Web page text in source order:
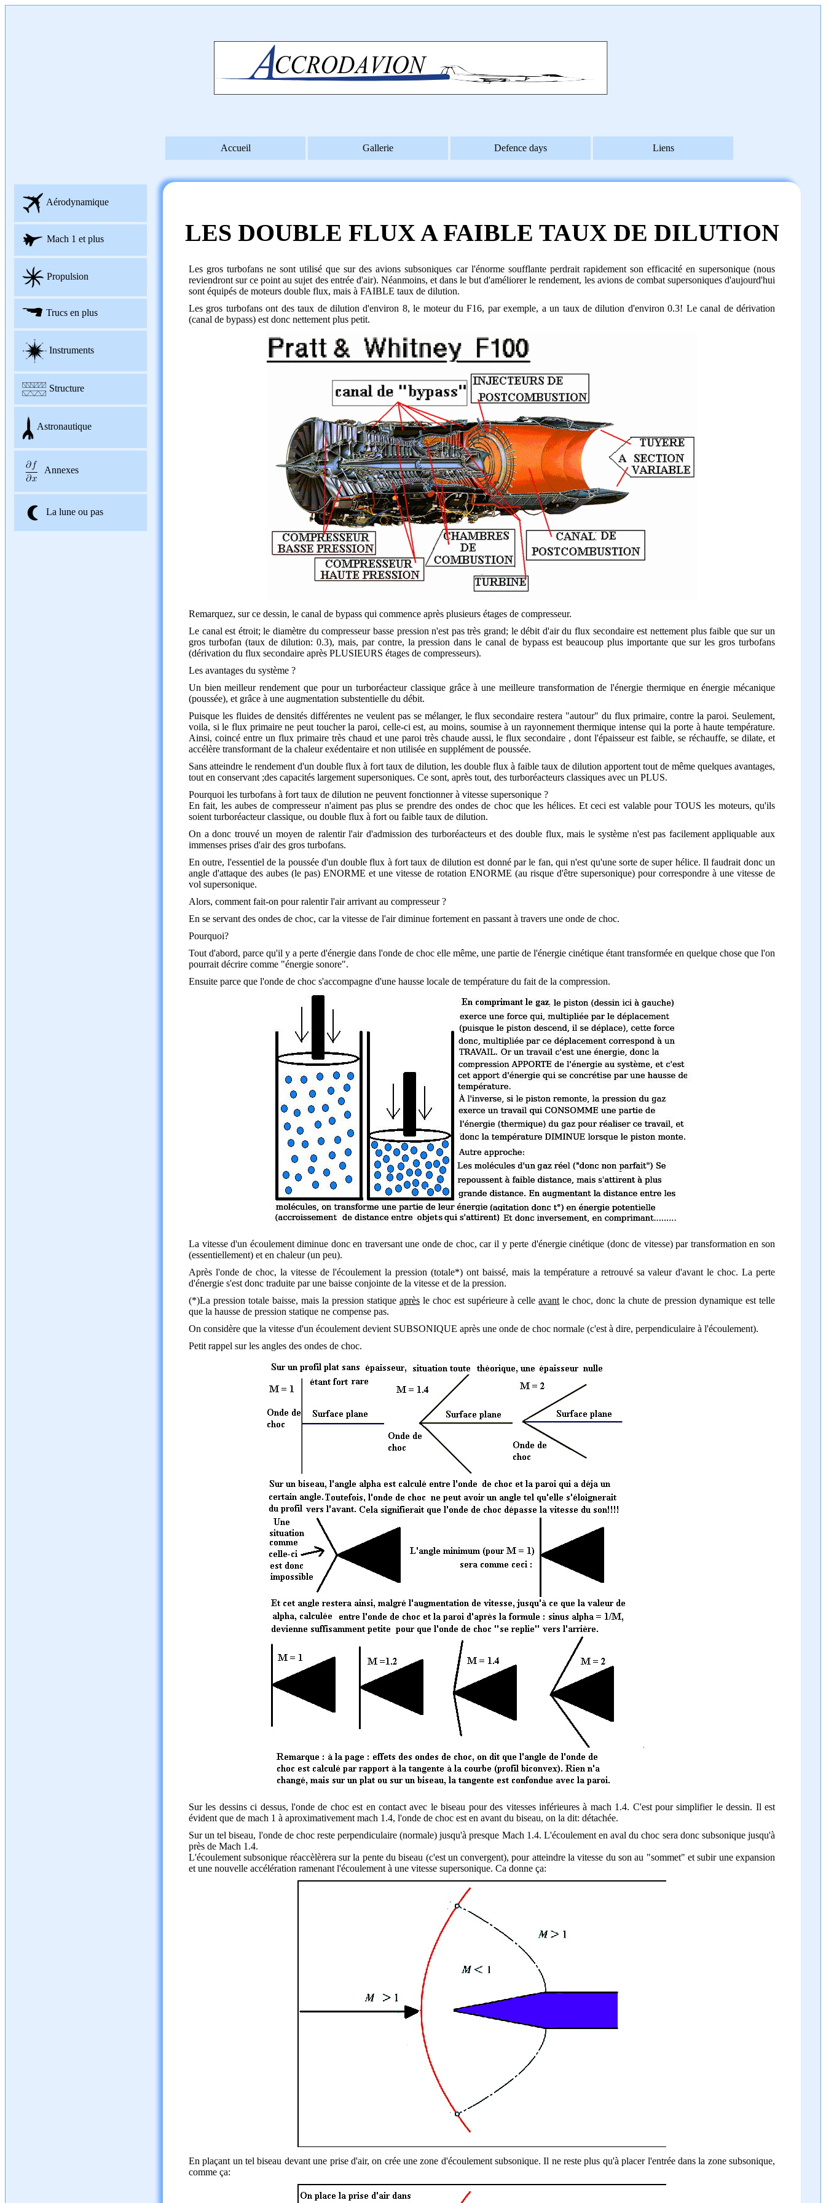
Accueil Gallerie Defence days Liens
Aérodynamique
Mach 1 et plus
Propulsion
Trucs en plus
Instruments
Structure
Astronautique
Annexes
La lune ou pas
LES DOUBLE FLUX A FAIBLE TAUX DE DILUTION
Les gros turbofans ne sont utilisé que sur des avions subsoniques car l'énorme soufflante perdrait rapidement son efficacité en supersonique (nous
reviendront sur ce point au sujet des entrée d'air). Néanmoins, et dans le but d'améliorer le rendement, les avions de combat supersoniques d'aujourd'hui
sont équipés de moteurs double flux, mais à FAIBLE taux de dilution.
Les gros turbofans ont des taux de dilution d'environ 8, le moteur du F16, par exemple, a un taux de dilution d'environ 0.3! Le canal de dérivation
(canal de bypass) est donc nettement plus petit.
Remarquez, sur ce dessin, le canal de bypass qui commence après plusieurs étages de compresseur.
Le canal est étroit; le diamètre du compresseur basse pression n'est pas très grand; le débit d'air du flux secondaire est nettement plus faible que sur un
gros turbofan (taux de dilution: 0.3), mais, par contre, la pression dans le canal de bypass est beaucoup plus importante que sur les gros turbofans
(dérivation du flux secondaire après PLUSIEURS étages de compresseurs).
Les avantages du système ?
Un bien meilleur rendement que pour un turboréacteur classique grâce à une meilleure transformation de l'énergie thermique en énergie mécanique
(poussée), et grâce à une augmentation substentielle du débit.
Puisque les fluides de densités différentes ne veulent pas se mélanger, le flux secondaire restera "autour" du flux primaire, contre la paroi. Seulement,
voila, si le flux primaire ne peut toucher la paroi, celle-ci est, au moins, soumise à un rayonnement thermique intense qui la porte à haute température.
Ainsi, coincé entre un flux primaire très chaud et une paroi très chaude aussi, le flux secondaire , dont l'épaisseur est faible, se réchauffe, se dilate, et
accélère transformant de la chaleur exédentaire et non utilisée en supplément de poussée.
Sans atteindre le rendement d'un double flux à fort taux de dilution, les double flux à faible taux de dilution apportent tout de même quelques avantages,
tout en conservant ;des capacités largement supersoniques. Ce sont, après tout, des turboréacteurs classiques avec un PLUS.
Pourquoi les turbofans à fort taux de dilution ne peuvent fonctionner à vitesse supersonique ?
En fait, les aubes de compresseur n'aiment pas plus se prendre des ondes de choc que les hélices. Et ceci est valable pour TOUS les moteurs, qu'ils
soient turboréacteur classique, ou double flux à fort ou faible taux de dilution.
On a donc trouvé un moyen de ralentir l'air d'admission des turboréacteurs et des double flux, mais le système n'est pas facilement appliquable aux
immenses prises d'air des gros turbofans.
En outre, l'essentiel de la poussée d'un double flux à fort taux de dilution est donné par le fan, qui n'est qu'une sorte de super hélice. Il faudrait donc un
angle d'attaque des aubes (le pas) ENORME et une vitesse de rotation ENORME (au risque d'être supersonique) pour correspondre à une vitesse de
vol supersonique.
Alors, comment fait-on pour ralentir l'air arrivant au compresseur ?
En se servant des ondes de choc, car la vitesse de l'air diminue fortement en passant à travers une onde de choc.
Pourquoi?
Tout d'abord, parce qu'il y a perte d'énergie dans l'onde de choc elle même, une partie de l'énergie cinétique étant transformée en quelque chose que l'on
pourrait décrire comme "énergie sonore".
Ensuite parce que l'onde de choc s'accompagne d'une hausse locale de température du fait de la compression.
La vitesse d'un écoulement diminue donc en traversant une onde de choc, car il y perte d'énergie cinétique (donc de vitesse) par transformation en son
(essentiellement) et en chaleur (un peu).
Après l'onde de choc, la vitesse de l'écoulement la pression (totale*) ont baissé, mais la température a retrouvé sa valeur d'avant le choc. La perte
d'énergie s'est donc traduite par une baisse conjointe de la vitesse et de la pression.
(*)La pression totale baisse, mais la pression statique aprèsle choc est supérieure à celleavant le choc, donc la chute de pression dynamique est telle
que la hausse de pression statique ne compense pas.
On considère que la vitesse d'un écoulement devient SUBSONIQUE après une onde de choc normale (c'est à dire, perpendiculaire à l'écoulement).
Petit rappel sur les angles des ondes de choc.
Sur les dessins ci dessus, l'onde de choc est en contact avec le biseau pour des vitesses inférieures à mach 1.4. C'est pour simplifier le dessin. Il est
évident que de mach 1 à aproximativement mach 1.4, l'onde de choc est en avant du biseau, on la dit: détachée.
Sur un tel biseau, l'onde de choc reste perpendiculaire (normale) jusqu'à presque Mach 1.4. L'écoulement en aval du choc sera donc subsonique jusqu'à
près de Mach 1.4.
L'écoulement subsonique réaccèlèrera sur la pente du biseau (c'est un convergent), pour atteindre la vitesse du son au "sommet" et subir une expansion
et une nouvelle accélération ramenant l'écoulement à une vitesse supersonique. Ca donne ça:
En plaçant un tel biseau devant une prise d'air, on crée une zone d'écoulement subsonique. Il ne reste plus qu'à placer l'entrée dans la zone subsonique,
comme ça: